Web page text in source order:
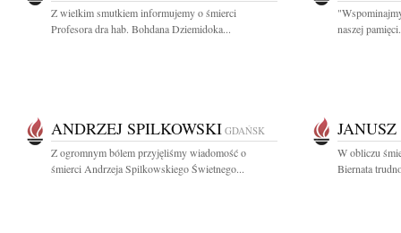
Z wielkim smutkiem informujemy o śmierci
Profesora dra hab. Bohdana Dziemidoka...
naszej
ANDRZEJ SPILKOWSKI GDAŃSK
Z ogromnym bólem przyjęliśmy wiadomość o
śmierci Andrzeja Spilkowskiego Świetnego...
W obliczu
Biernata